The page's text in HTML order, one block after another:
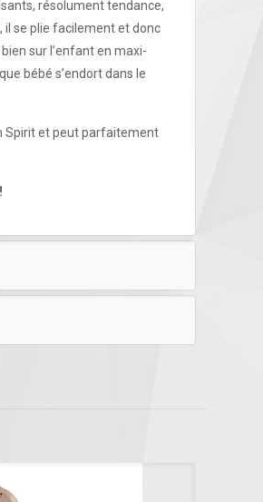
résolument tendance,
il se plie facilement et donc
sur l’enfant en maxi-
bébé s’endort dans le
Spirit et peut parfaitement